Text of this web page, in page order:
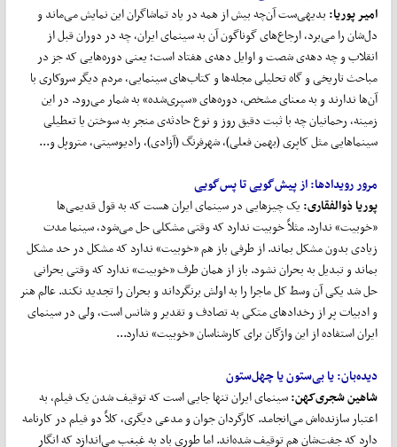
امیر پوریا:بدیهی‌ست آن‌چه بیش از همه در یاد تماشاگران این نمایش می‌ماند و
دل‌شان را می‌برد، ارجاع‌های گوناگون آن به سینمای ایران، چه در دوران قبل از
انقلاب و چه دهه‌ی شصت و اوایل دهه‌ی هفتاد است؛ یعنی دوره‌هایی که جز در
مباحث تاریخی و گاه تحلیلی مجله‌ها و کتاب‌های سینمایی، مردم دیگر سروکاری با
آن‌ها ندارند و به معنای مشخص، دوره‌های «سپری‌شده» به شمار می‌رود. در این
زمینه، رحمانیان چه با ثبت دقیق روز و نوع حادثه‌ی منجر به سوختن یا تعطیلی
سینماهایی مثل کاپری (بهمن فعلی)، شهرفرنگ (آزادی)، رادیوسیتی، متروپل و...
مرور رویدادها:از پیشگویی تا پسگویی
پوریا ذوالفقاری:یک چیزهایی در سینمای ایران هست که به قول قدیمی‌ها
«خوبیت» ندارد. مثلاً خوبیت ندارد که وقتی مشکلی حل می‌شود، سینما مدت
زیادی بدون مشکل بماند. از طرفی باز هم «خوبیت» ندارد که مشکل در حد مشکل
بماند و تبدیل به بحران نشود. باز از همان طرف «خوبیت» ندارد که وقتی بحرانی
حل شد یکی آن وسط کل ماجرا را به اولش برنگرداند و بحران را تجدید نکند. عالم هنر
و ادبیات پر از رخدادهای متکی به تصادف و تقدیر و شانس است، ولی در سینمای
ایران استفاده از این واژگان برای کارشناسان «خوبیت» ندارد...
دیده‌بان:یا بیستون یا چهلستون
شاهین شجری‌کهن:سینمای ایران تنها جایی است که توقیف شدن یک فیلم، به
اعتبار سازنده‌اش می‌انجامد. کارگردان جوان و مدعی دیگری، کلاً دو فیلم در کارنامه
دارد که جفت‌شان هم توقیف شده‌اند. اما طوری باد به غبغب می‌اندازد که انگار